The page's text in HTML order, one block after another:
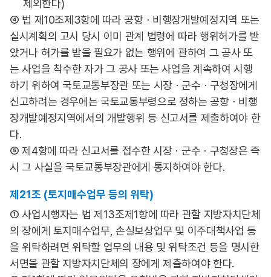
제외한다)
④ 법 제10조제3항에 따라 공항ㆍ비행장개발예정지역 또는
실시계획의 고시 당시 이미 관계 법령에 따라 행위허가를 받
았거나 허가를 받을 필요가 없는 행위에 관하여 그 공사 또
는 사업을 착수한 자가 그 공사 또는 사업을 계속하여 시행
하기 위하여 국토교통부장관 또는 시장ㆍ군수ㆍ구청장에게
신고하려는 경우에는 국토교통부령으로 정하는 공항ㆍ비행
장개발예정지역에서의 개발행위 등 신고서를 제출하여야 한
다.
⑤ 제4항에 따라 신고서를 접수한 시장ㆍ군수ㆍ구청장은 즉
시 그 사실을 국토교통부장관에게 통지하여야 한다.
제21조 (토지매수업무 등의 위탁)
① 사업시행자는 법 제13조제1항에 따라 관할 지방자치단체
의 장에게 토지매수업무, 손실보상업무 및 이주대책사업 등
을 위탁하려면 위탁할 업무의 내용 및 위탁조건 등을 명시한
서면을 관할 지방자치단체의 장에게 제출하여야 한다.